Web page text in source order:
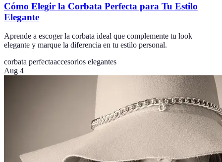
Cómo Elegir la Corbata Perfecta para Tu Estilo
Elegante
Aprende a escoger la corbata ideal que complemente tu look
elegante y marque la diferencia en tu estilo personal.
corbata perfectaaccesorios elegantes
Aug 4